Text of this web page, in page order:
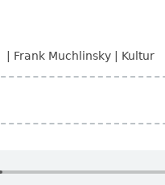
Frank Muchlinsky Kultur